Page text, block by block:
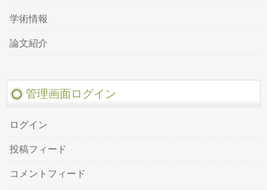
学術情報
論文紹介
管理画面ログイン
ログイン
投稿フィード
コメントフィード